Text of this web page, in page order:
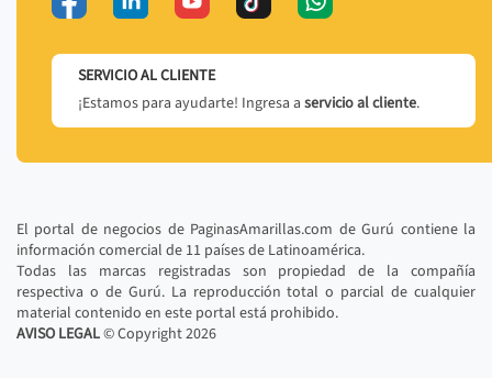
SERVICIO AL CLIENTE
¡Estamos para ayudarte! Ingresa a servicio al cliente.
El portal de negocios de PaginasAmarillas.com de Gurú contiene la
información comercial de 11 países de Latinoamérica.
Todas las marcas registradas son propiedad de la compañía
respectiva o de Gurú. La reproducción total o parcial de cualquier
material contenido en este portal está prohibido.
AVISO LEGAL© Copyright2026